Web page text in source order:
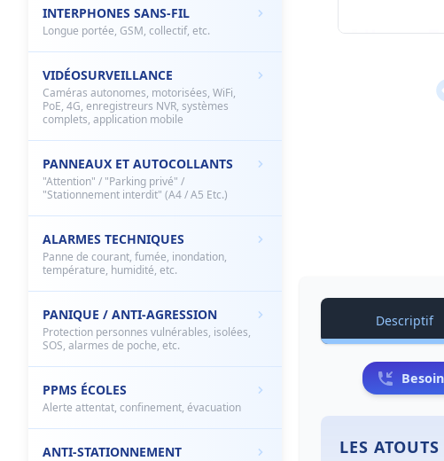
INTERPHONES SANS-FIL
Longue portée, GSM, collectif, etc.
VIDÉOSURVEILLANCE
Caméras autonomes, motorisées, WiFi,
PoE, 4G, enregistreurs NVR, systèmes
complets, application mobile
PANNEAUX ET AUTOCOLLANTS
"Attention" / "Parking privé" /
"Stationnement interdit" (A4 / A5 Etc.)
ALARMES TECHNIQUES
Panne de courant, fumée, inondation,
température, humidité, etc.
PANIQUE / ANTI-AGRESSION
Protection personnes vulnérables, isolées,
SOS, alarmes de poche, etc.
PPMS ÉCOLES
Alerte attentat, confinement, évacuation
ANTI-STATIONNEMENT
Descriptif
LES